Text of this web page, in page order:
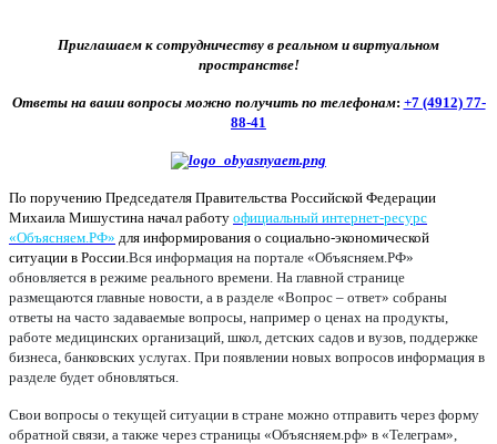
Приглашаем к сотрудничеству в реальном и виртуальном
пространстве!
Ответы на ваши вопросы можно получить по телефонам: +7 (4912) 77-
88-41
По поручению Председателя Правительства Российской Федерации
Михаила Мишустина начал работу официальный интернет-ресурс
«Объясняем.РФ» для информирования о социально-экономической
ситуации в России. Вся информация на портале «Объясняем.РФ»
обновляется в режиме реального времени. На главной странице
размещаются главные новости, а в разделе «Вопрос – ответ» собраны
ответы на часто задаваемые вопросы, например о ценах на продукты,
работе медицинских организаций, школ, детских садов и вузов, поддержке
бизнеса, банковских услугах. При появлении новых вопросов информация в
разделе будет обновляться.
Свои вопросы о текущей ситуации в стране можно отправить через форму
обратной связи, а также через страницы «Объясняем.рф» в «Телеграм»,